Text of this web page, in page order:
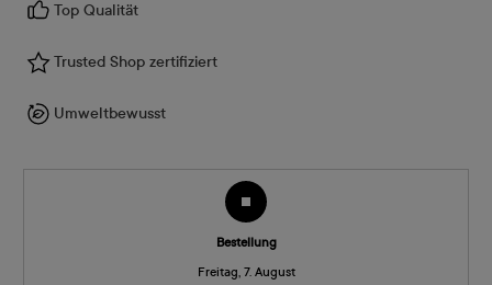
Top Qualität
Trusted Shop zertifiziert
Umweltbewusst
Bestellung
Freitag, 7. August